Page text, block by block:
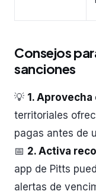
Consejos
sanciones
💡 1.
territoriales
pagas antes de
📅 2. Activa
app de Pitts
alertas de